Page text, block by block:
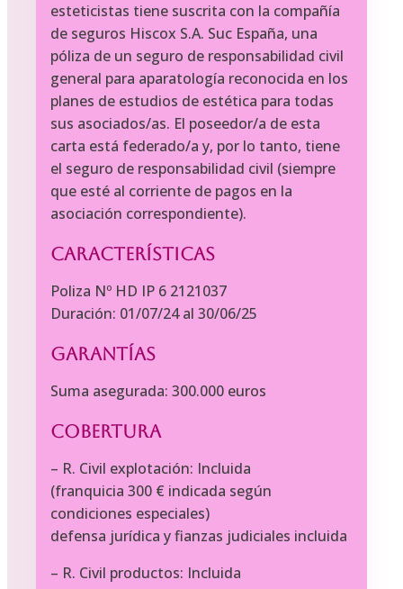
esteticistas tiene suscrita con la compañía
de seguros Hiscox S.A. Suc España, una
póliza de un seguro de responsabilidad civil
general para aparatología reconocida en los
planes de estudios de estética para todas
sus asociados/as. El poseedor/a de esta
carta está federado/a y, por lo tanto, tiene
el seguro de responsabilidad civil (siempre
que esté al corriente de pagos en la
asociación correspondiente).
Características
Poliza Nº HD IP 6 2121037
Duración: 01/07/24 al 30/06/25
Garantías
Suma asegurada: 300.000 euros
Cobertura
– R. Civil explotación: Incluida
(franquicia 300 € indicada según
condiciones especiales)
defensa jurídica y fianzas judiciales incluida
– R. Civil productos: Incluida